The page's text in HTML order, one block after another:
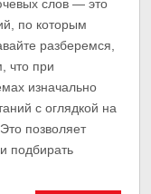
слов — это
по которым
разберемся,
что при
изначально
с оглядкой на
позволяет
подбирать